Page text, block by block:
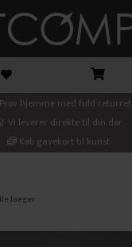
hjemme med fuld returret
Vi leverer direkte til din dør
Køb gavekort til kunst
Jaeger